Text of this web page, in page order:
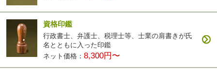
資格印鑑
行政書士、弁護士、税理士等、士業の肩書きが氏
名とともに入った印鑑
ネット価格：8,300円〜